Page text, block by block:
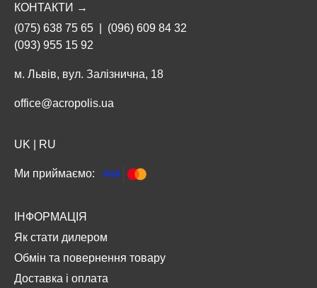
КОНТАКТИ →
(075) 638 75 65
(096) 609 84 32
(093) 955 15 92
м. Львів, вул. Залізнична, 18
office@acropolis.ua
UK RU
Ми приймаємо:
ІНФОРМАЦІЯ
Як стати дилером
Обмін та повернення товару
Доставка і оплата